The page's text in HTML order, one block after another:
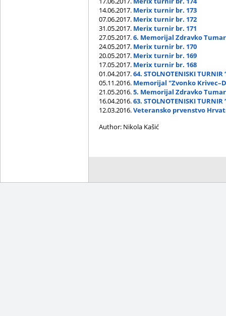
14.06.2017. Merix turnir br. 173
07.06.2017. Merix turnir br. 172
31.05.2017. Merix turnir br. 171
27.05.2017.6. Memorijal Zdravko
24.05.2017. Merix turnir br. 170
20.05.2017. Merix turnir br. 169
17.05.2017. Merix turnir br. 168
01.04.2017.64. STOLNOTENISKI TURNIR
05.11.2016. Memorijal "Zvonko
21.05.2016.5. Memorijal Zdravko
16.04.2016.63. STOLNOTENISKI TURNIR
12.03.2016.Veteransko prvenstvo
Author: Nikola Kašić